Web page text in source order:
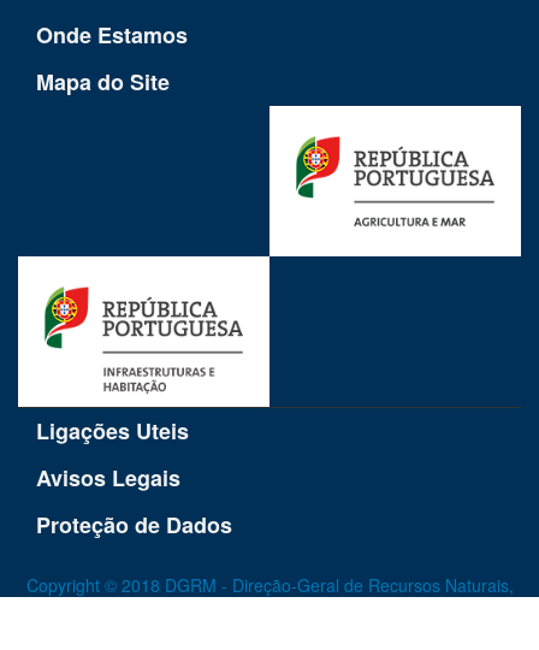
Onde Estamos
Mapa do Site
Ligações Uteis
Avisos Legais
Proteção de Dados
Copyright © 2018 DGRM - Direção-Geral de Recursos Naturais,